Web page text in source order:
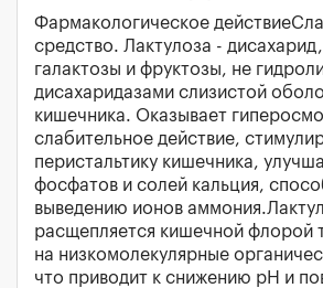
Фармакологическое
средство. Лактулоза -
галактозы и фруктозы, не
дисахаридазами слизистой
кишечника. Оказывает
слабительное действие,
перистальтику кишечника,
фосфатов и солей кальция,
выведению ионов
расщепляется кишечной флорой
на низкомолекулярные
что приводит к снижению pH и